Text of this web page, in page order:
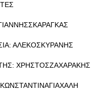
ΑΛΕΚΟΣΚΥΡΑΝΗΣ
ΧΡΗΣΤΟΣΖΑΧΑΡΑΚΗΣ